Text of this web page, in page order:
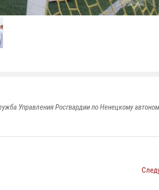
Управления Росгвардии по Ненецкому